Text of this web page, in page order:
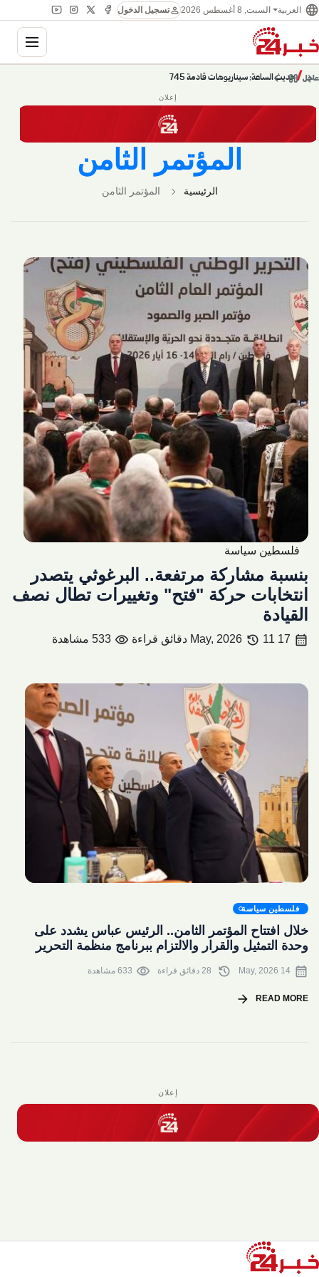
language العربية السبت, 8 أغسطس 2026 personتسجيل الدخول
عاجل/حديث الساعة: سيناريوهات قادمة 745 chevron_right
pause
chevron_left
إعلان
المؤتمر الثامن
الرئيسية المؤتمر الثامن
فلسطين سياسة
بنسبة مشاركة مرتفعة.. البرغوثي يتصدر
انتخابات حركة "فتح" وتغييرات تطال نصف
القيادة
calendar_month
17 May, 2026
history 11 دقائق قراءة visibility 533 مشاهدة
فلسطين سياسة
خلال افتتاح المؤتمر الثامن.. الرئيس عباس يشدد على
وحدة التمثيل والقرار والالتزام ببرنامج منظمة التحرير
calendar_month
14 May, 2026
history
visibility 633 مشاهدة
READ MORE
arrow_forward
إعلان